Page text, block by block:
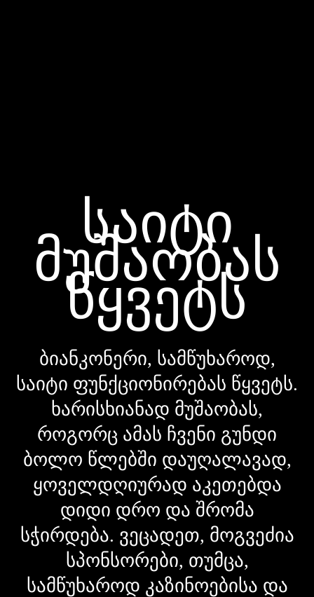
საიტი
მუშაობას
წყვეტს
ბიანკონერი, სამწუხაროდ,
საიტი ფუნქციონირებას წყვეტს.
ხარისხიანად მუშაობას,
როგორც ამას ჩვენი გუნდი
ბოლო წლებში დაუღალავად,
ყოველდღიურად აკეთებდა
დიდი დრო და შრომა
სჭირდება. ვეცადეთ, მოგვეძია
სპონსორები, თუმცა,
სამწუხაროდ კაზინოებისა და